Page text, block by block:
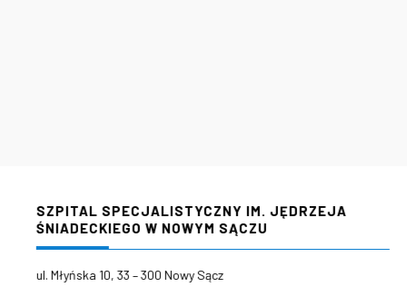
SZPITAL SPECJALISTYCZNY IM. JĘDRZEJA
ŚNIADECKIEGO W NOWYM SĄCZU
ul. Młyńska 10, 33 – 300 Nowy Sącz